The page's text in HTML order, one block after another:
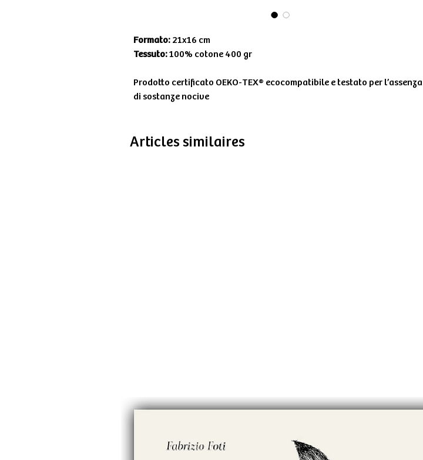
Formato: 21x16 cm
Tessuto:100% cotone 400 gr
Prodotto certificato OEKO-TEX® ecocompatibile e testato per l’assenza
di sostanze nocive
Articles similaires